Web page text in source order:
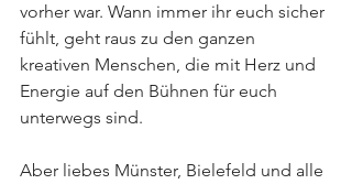
vorher war. Wann immer ihr euch sicher
fühlt, geht raus zu den ganzen
kreativen Menschen, die mit Herz und
Energie auf den Bühnen für euch
unterwegs sind.
Aber liebes Münster, Bielefeld und alle